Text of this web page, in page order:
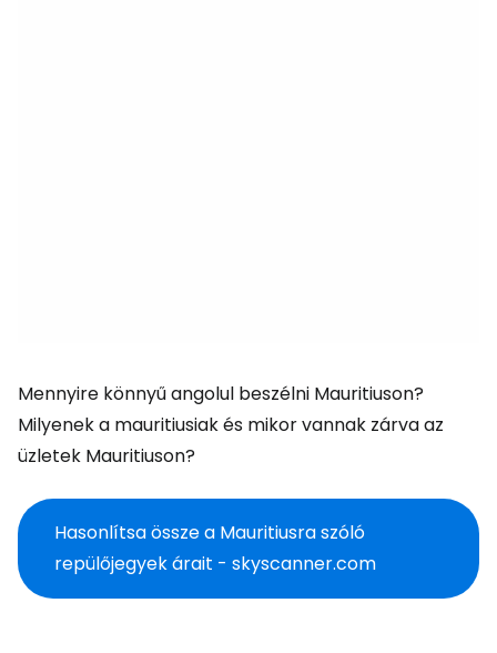
Mennyire könnyű angolul beszélni Mauritiuson?
Milyenek a mauritiusiak és mikor vannak zárva az
üzletek Mauritiuson?
Hasonlítsa össze a Mauritiusra szóló
repülőjegyek árait - skyscanner.com